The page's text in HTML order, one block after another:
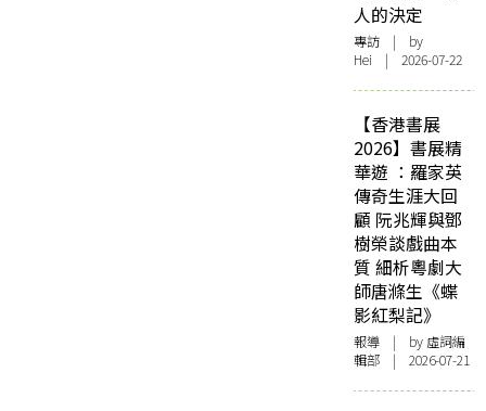
人的決定
專訪 | by
Hei | 2026-07-22
【香港書展
2026】書展精
華遊 ：羅家英
傳奇生涯大回
顧 阮兆輝與鄧
樹榮談戲曲本
質 細析粵劇大
師唐滌生《蝶
影紅梨記》
報導 | by 虛詞編
輯部 | 2026-07-21